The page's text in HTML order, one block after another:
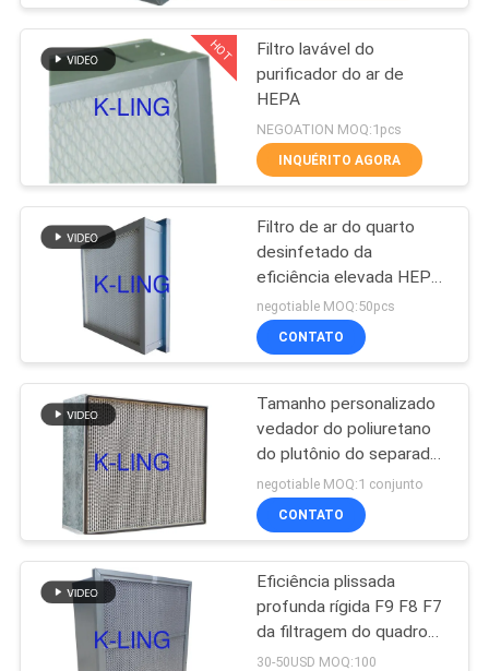
CONTROLE
QUALIDADE
CONTACTE-
NOS
NOTÍCIAS
CASOS
MAPA
SITE
POLÍTICA
PRIVACIDADE
Chuveiro de ar de
aço inoxidável
Caixa de passagem
da sala de limpeza
Caixa de passagem
do chuveiro de ar
66
HOT
Filtro lavável do
purificador do ar de
HEPA
NEGOATION MOQ:1pcs
INQUÉRITO AGORA
Filtro de ar do quarto
desinfetado da
eficiência elevada HEPA
com o grande volume de
ar fácil instalar
negotiable MOQ:50pcs
CONTATO
Tamanho personalizado
vedador do poliuretano
do plutônio do separador
do filtro de ar do sistema
HEPA da ATAC
negotiable MOQ:1 conjunto
CONTATO
Eficiência plissada
profunda rígida F9 F8 F7
da filtragem do quadro
do filtro de ar GL de
30-50USD MOQ:100